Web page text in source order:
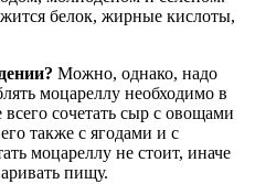
белок, жирные кислоты,
Можно, однако, надо
моцареллу необходимо в
сочетать сыр с овощами
также с ягодами и с
моцареллу не стоит, иначе
пищу.